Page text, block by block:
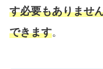
す必要もありませ
できます。